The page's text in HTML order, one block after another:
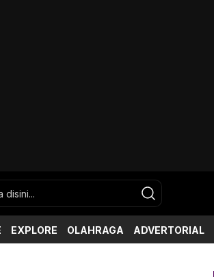
EXPLORE OLAHRAGA ADVERTORIAL